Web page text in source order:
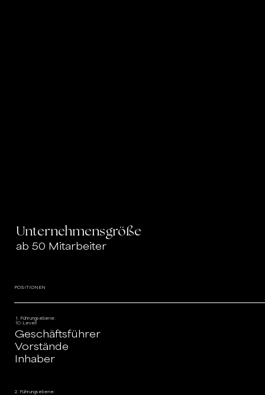
Unternehmensgröße
ab 50 Mitarbeiter
POSITIONEN
1. Führungsebene:
(C-Level)
Geschäftsführer
Vorstände
Inhaber
2. Führungsebene: